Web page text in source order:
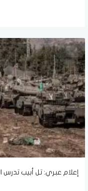
إعلام عبري: تل أبيب تدرس